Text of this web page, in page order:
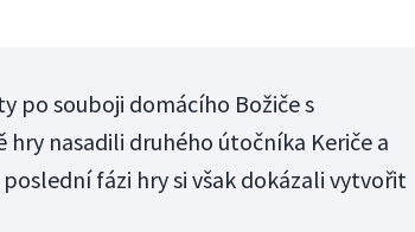
po souboji domácího Božiče s
nasadili druhého útočníka Keriče a
fázi hry si však dokázali vytvořit